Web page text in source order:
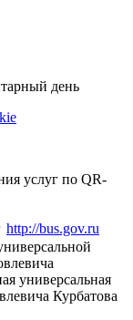
день
услуг по QR-
http://bus.gov.ru
универсальная
Курбатова